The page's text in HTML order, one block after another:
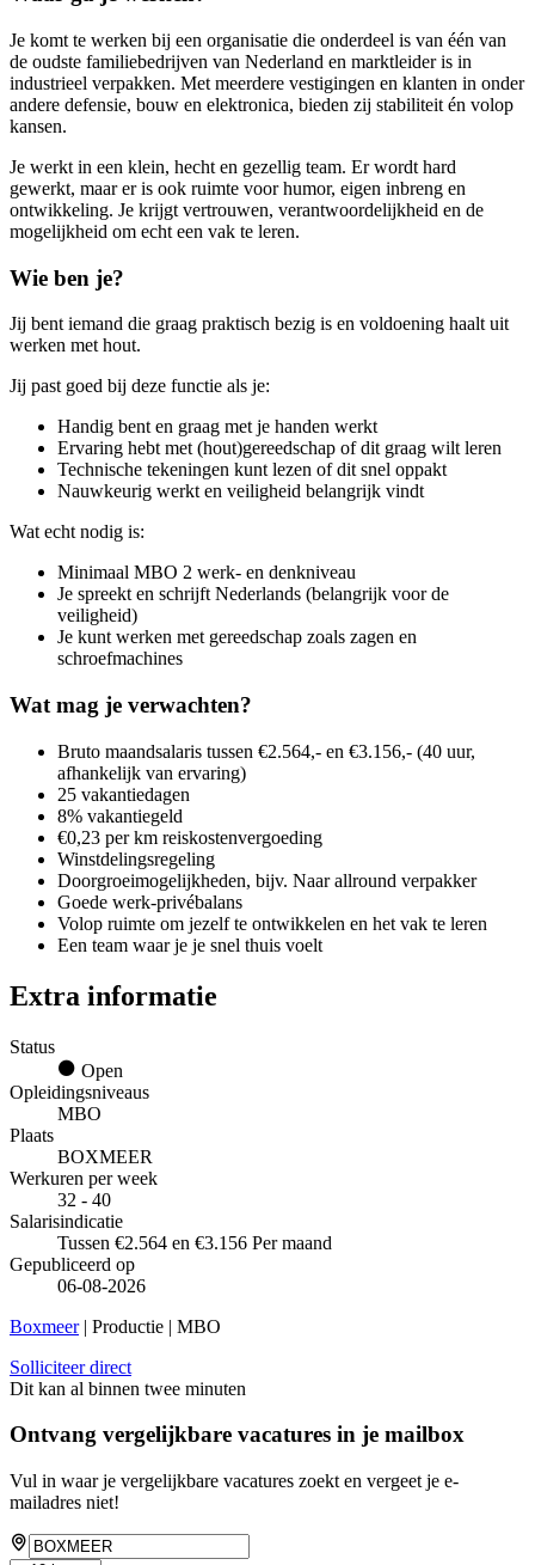
Je komt te werken bij een organisatie die onderdeel is van één van
de oudste familiebedrijven van Nederland en marktleider is in
industrieel verpakken. Met meerdere vestigingen en klanten in onder
andere defensie, bouw en elektronica, bieden zij stabiliteit én volop
kansen.
Je werkt in een klein, hecht en gezellig team. Er wordt hard
gewerkt, maar er is ook ruimte voor humor, eigen inbreng en
ontwikkeling. Je krijgt vertrouwen, verantwoordelijkheid en de
mogelijkheid om echt een vak te leren.
Wie ben je?
Jij bent iemand die graag praktisch bezig is en voldoening haalt uit
werken met hout.
Jij past goed bij deze functie als je:
Handig bent en graag met je handen werkt
Ervaring hebt met (hout)gereedschap of dit graag wilt leren
Technische tekeningen kunt lezen of dit snel oppakt
Nauwkeurig werkt en veiligheid belangrijk vindt
Wat echt nodig is:
Minimaal MBO 2 werk- en denkniveau
Je spreekt en schrijft Nederlands (belangrijk voor de
veiligheid)
Je kunt werken met gereedschap zoals zagen en
schroefmachines
Wat mag je verwachten?
Bruto maandsalaris tussen €2.564,- en €3.156,- (40 uur,
afhankelijk van ervaring)
25 vakantiedagen
8% vakantiegeld
€0,23 per km reiskostenvergoeding
Winstdelingsregeling
Doorgroeimogelijkheden, bijv. Naar allround verpakker
Goede werk-privébalans
Volop ruimte om jezelf te ontwikkelen en het vak te leren
Een team waar je je snel thuis voelt
Extra informatie
Status
Open
Opleidingsniveaus
MBO
Plaats
BOXMEER
Werkuren per week
32 - 40
Salarisindicatie
Tussen €2.564 en €3.156 Per maand
Gepubliceerd op
06-08-2026
Boxmeer| Productie | MBO
Solliciteer direct
Dit kan al binnen twee minuten
Ontvang vergelijkbare vacatures in je mailbox
Vul in waar je vergelijkbare vacatures zoekt en vergeet je e-
mailadres niet!